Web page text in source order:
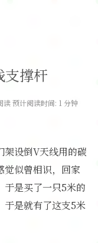
支撑杆
预计阅读时间: 1 分钟
架设倒V天线用的碳
觉似曾相识，回家
于是买了一只5米的
于是就有了这支5米